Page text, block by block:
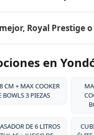
duradero. Por eso
tóxicas, no reaccionan
hasta el 98% de los
Royal Prestige o
inoxidable
de por vida.
de sus
en
CM + MAX COOKER
BOWLS 3 PIEZAS
DE 6 LITROS